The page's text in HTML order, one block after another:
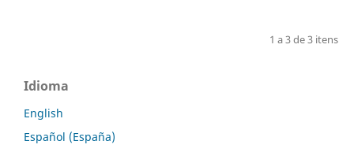
1 a 3 de 3 itens
Idioma
English
Español (España)